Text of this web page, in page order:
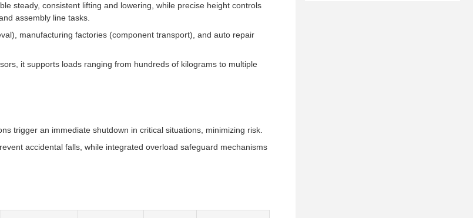
steady, consistent lifting and lowering, while precise height controls
assembly line tasks.
manufacturing factories (component transport), and auto repair
it supports loads ranging from hundreds of kilograms to multiple
trigger an immediate shutdown in critical situations, minimizing risk.
accidental falls, while integrated overload safeguard mechanisms